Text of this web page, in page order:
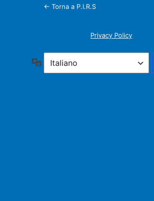
← Torna a P.I.R.S
Privacy Policy
Lingua